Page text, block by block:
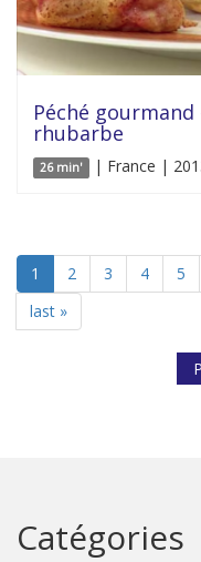
Péché
rhubarbe
26 min' | France |
1 2 3 4 5
last »
Catégories